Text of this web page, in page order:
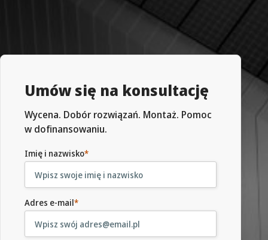
Umów się na konsultację
Wycena. Dobór rozwiązań. Montaż. Pomoc
w dofinansowaniu.
Imię i nazwisko*
Adres e-mail*